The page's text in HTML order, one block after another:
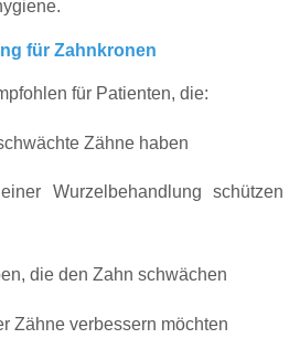
für Zahnkronen
für Patienten, die:
Zähne haben
Wurzelbehandlung schützen
die den Zahn schwächen
Zähne verbessern möchten